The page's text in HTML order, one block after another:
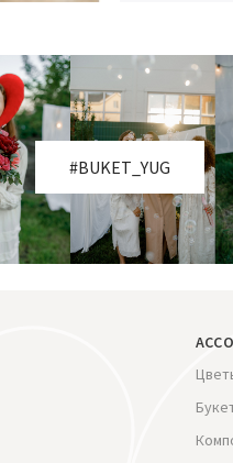
#BUKET_YUG